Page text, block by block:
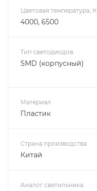
Цветовая температура, К
4000, 6500
Тип светодиодов
SMD (корпусный)
Материал
Пластик
Страна производства
Китай
Аналог светильника